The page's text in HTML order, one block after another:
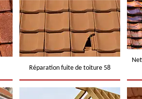
Réparation fuite de toiture 58